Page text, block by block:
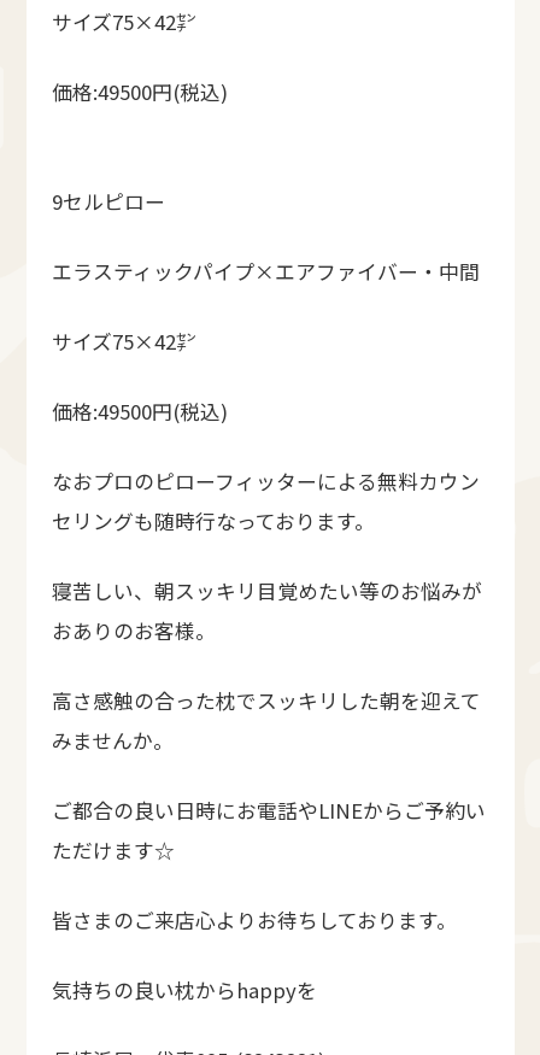
サイズ75×42㌢
価格:49500円(税込)
9セルピロー
エラスティックパイプ×エアファイバー・中間
サイズ75×42㌢
価格:49500円(税込)
なおプロのピローフィッターによる無料カウン
セリングも随時行なっております。
寝苦しい、朝スッキリ目覚めたい等のお悩みが
おありのお客様。
高さ感触の合った枕でスッキリした朝を迎えて
みませんか。
ご都合の良い日時にお電話やLINEからご予約い
ただけます☆
皆さまのご来店心よりお待ちしております。
気持ちの良い枕からhappyを